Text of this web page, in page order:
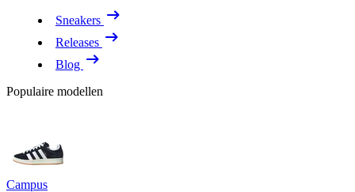
Sneakers
Releases
Blog
Populaire modellen
Campus